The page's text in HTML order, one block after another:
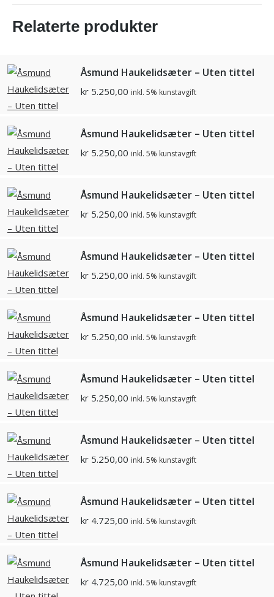
Relaterte produkter
Åsmund Haukelidsæter – Uten tittel
kr 5.250,00 inkl. 5% kunstavgift
Åsmund Haukelidsæter – Uten tittel
kr 5.250,00 inkl. 5% kunstavgift
Åsmund Haukelidsæter – Uten tittel
kr 5.250,00 inkl. 5% kunstavgift
Åsmund Haukelidsæter – Uten tittel
kr 5.250,00 inkl. 5% kunstavgift
Åsmund Haukelidsæter – Uten tittel
kr 5.250,00 inkl. 5% kunstavgift
Åsmund Haukelidsæter – Uten tittel
kr 5.250,00 inkl. 5% kunstavgift
Åsmund Haukelidsæter – Uten tittel
kr 5.250,00 inkl. 5% kunstavgift
Åsmund Haukelidsæter – Uten tittel
kr 4.725,00 inkl. 5% kunstavgift
Åsmund Haukelidsæter – Uten tittel
kr 4.725,00 inkl. 5% kunstavgift